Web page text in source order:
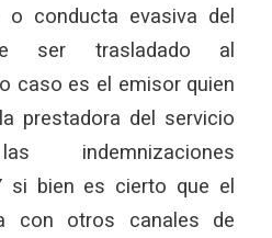
conducta evasiva del
ser trasladado al
caso es el emisor quien
prestadora del servicio
si bien es cierto que el
con otros canales de